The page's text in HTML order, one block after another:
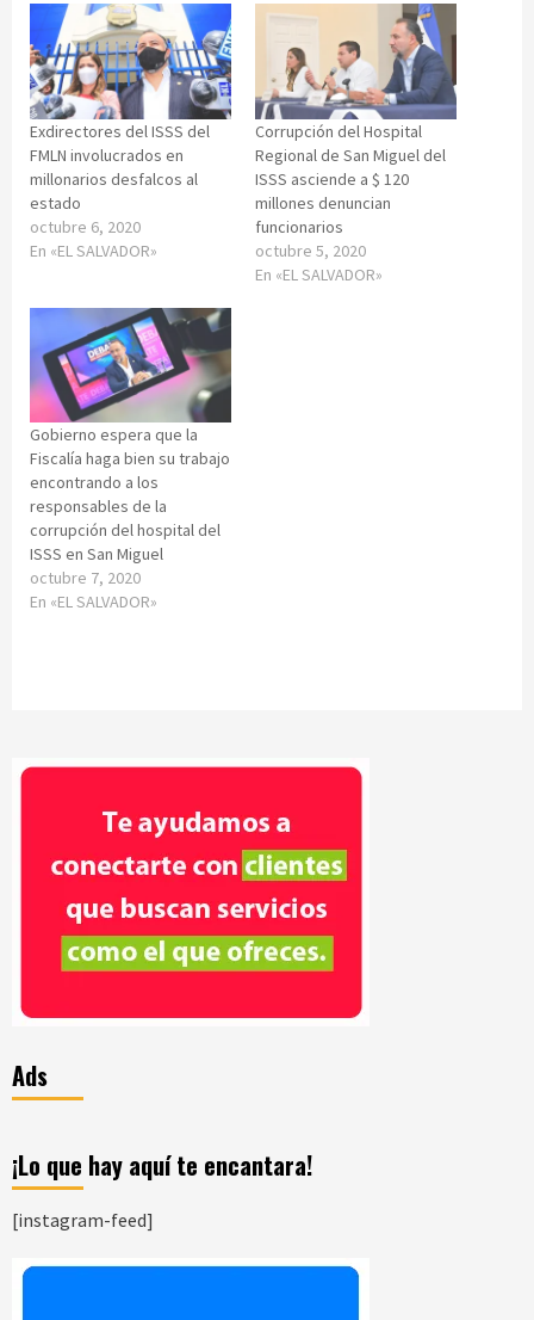
Exdirectores del ISSS del
FMLN involucrados en
millonarios desfalcos al
estado
octubre 6, 2020
En «EL SALVADOR»
Corrupción del Hospital
Regional de San Miguel del
ISSS asciende a $ 120
millones denuncian
funcionarios
octubre 5, 2020
En «EL SALVADOR»
Gobierno espera que la
Fiscalía haga bien su trabajo
encontrando a los
responsables de la
corrupción del hospital del
ISSS en San Miguel
octubre 7, 2020
En «EL SALVADOR»
Ads
¡Lo que hay aquí te encantara!
[instagram-feed]